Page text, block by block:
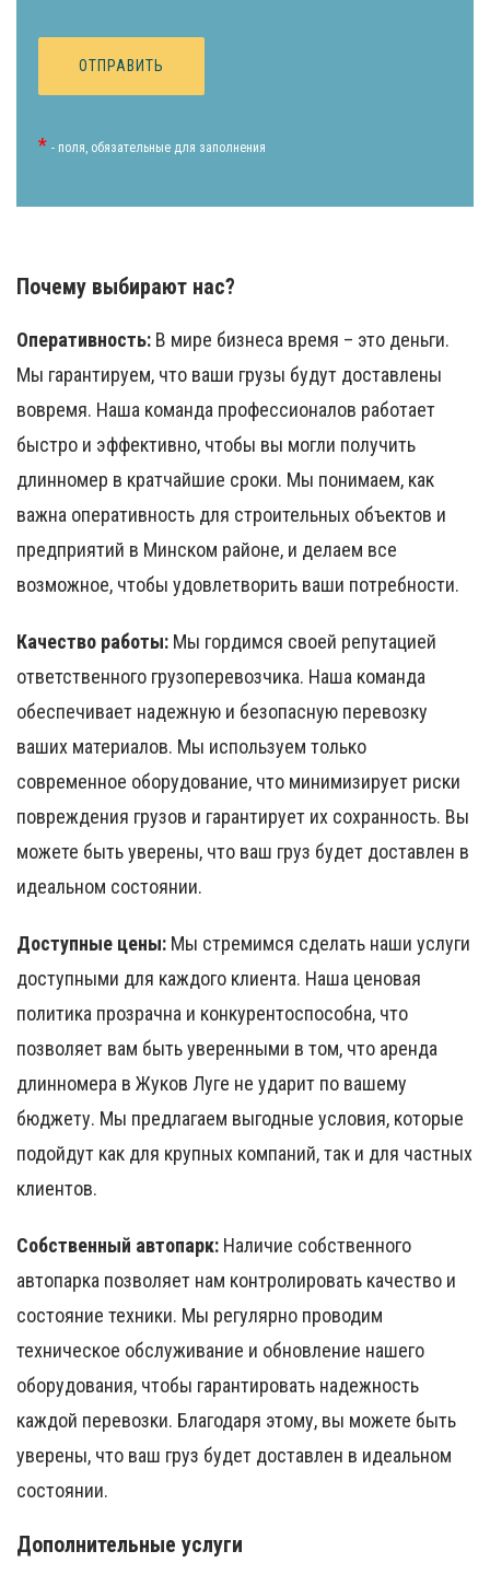
* - поля, обязательные для заполнения
Почему выбирают нас?
Оперативность: В мире бизнеса время – это деньги.
Мы гарантируем, что ваши грузы будут доставлены
вовремя. Наша команда профессионалов работает
быстро и эффективно, чтобы вы могли получить
длинномер в кратчайшие сроки. Мы понимаем, как
важна оперативность для строительных объектов и
предприятий в Минском районе, и делаем все
возможное, чтобы удовлетворить ваши потребности.
Качество работы: Мы гордимся своей репутацией
ответственного грузоперевозчика. Наша команда
обеспечивает надежную и безопасную перевозку
ваших материалов. Мы используем только
современное оборудование, что минимизирует риски
повреждения грузов и гарантирует их сохранность. Вы
можете быть уверены, что ваш груз будет доставлен в
идеальном состоянии.
Доступные цены: Мы стремимся сделать наши услуги
доступными для каждого клиента. Наша ценовая
политика прозрачна и конкурентоспособна, что
позволяет вам быть уверенными в том, что аренда
длинномера в Жуков Луге не ударит по вашему
бюджету. Мы предлагаем выгодные условия, которые
подойдут как для крупных компаний, так и для частных
клиентов.
Собственный автопарк: Наличие собственного
автопарка позволяет нам контролировать качество и
состояние техники. Мы регулярно проводим
техническое обслуживание и обновление нашего
оборудования, чтобы гарантировать надежность
каждой перевозки. Благодаря этому, вы можете быть
уверены, что ваш груз будет доставлен в идеальном
состоянии.
Дополнительные услуги